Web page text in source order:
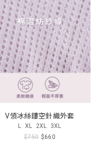
V領冰絲鏤空針織外套
L XL 2XL 3XL
$750 $660